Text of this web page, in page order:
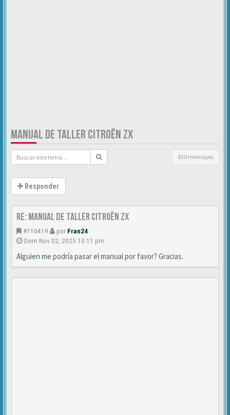
MANUAL DE TALLER CITROËN ZX
830 mensajes
Responder
Re: Manual de Taller Citroën ZX
#110419 por Fran24
Dom Nov 02, 2025 10:11 pm
Alguien me podría pasar el manual por favor? Gracias.